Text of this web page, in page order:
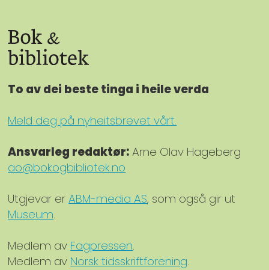
To av dei beste tinga i heile verda
Meld deg på nyheitsbrevet vårt.
Ansvarleg redaktør:Arne Olav Hageberg
ao@bokogbibliotek.no
Utgjevar erABM-media AS, som også gir ut
Museum.
Medlem av Fagpressen.
Medlem av Norsk tidsskriftforening.